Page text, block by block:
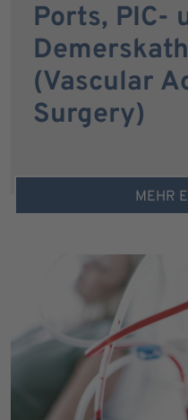
Ports, PIC-
(Vascular
Surgery)
MEHR